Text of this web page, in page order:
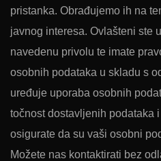
pristanka. Obrađujemo ih na
javnog interesa. Ovlašteni ste
navedenu privolu te imate
osobnih podataka u skladu s
uređuje uporaba osobnih
točnost dostavljenih podataka
osigurate da su vaši osobni
Možete nas kontaktirati bez